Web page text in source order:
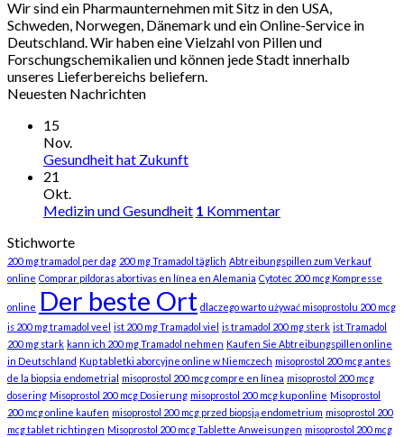
€1.500
Wir sind ein Pharmaunternehmen mit Sitz in den USA,
Schweden, Norwegen, Dänemark und ein Online-Service in
Deutschland. Wir haben eine Vielzahl von Pillen und
Forschungschemikalien und können jede Stadt innerhalb
unseres Lieferbereichs beliefern.
Neuesten Nachrichten
15
Nov.
Gesundheit hat Zukunft
21
Okt.
Medizin und Gesundheit 1 Kommentar
Stichworte
200 mg tramadol per dag 200 mg Tramadol täglich Abtreibungspillen zum Verkauf
online Comprar píldoras abortivas en línea en Alemania Cytotec 200 mcg Kompresse
online Der beste Ort dlaczego warto używać misoprostolu 200 mcg
is 200 mg tramadol veel ist 200 mg Tramadol viel is tramadol 200 mg sterk ist Tramadol
200 mg stark kann ich 200 mg Tramadol nehmen Kaufen Sie Abtreibungspillen online
in Deutschland Kup tabletki aborcyjne online w Niemczech misoprostol 200 mcg antes
de la biopsia endometrial misoprostol 200 mcg compre en línea misoprostol 200 mcg
dosering Misoprostol 200 mcg Dosierung misoprostol 200 mcg kup online Misoprostol
200 mcg online kaufen misoprostol 200 mcg przed biopsją endometrium misoprostol 200
mcg tablet richtingen Misoprostol 200 mcg Tablette Anweisungen misoprostol 200 mcg